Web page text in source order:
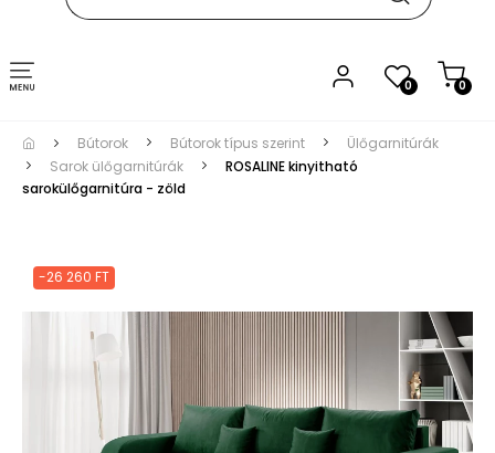
0 0
Toggle
navigation
Bútorok Bútorok típus szerint
Ülőgarnitúrák
Sarok ülőgarnitúrák
ROSALINE kinyitható
sarokülőgarnitúra - zöld
-26 260 FT